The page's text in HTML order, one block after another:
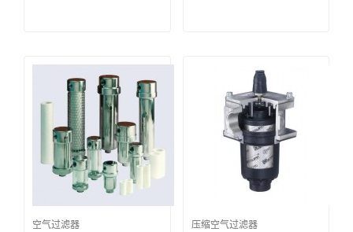
空气过滤器 压缩空气过滤器